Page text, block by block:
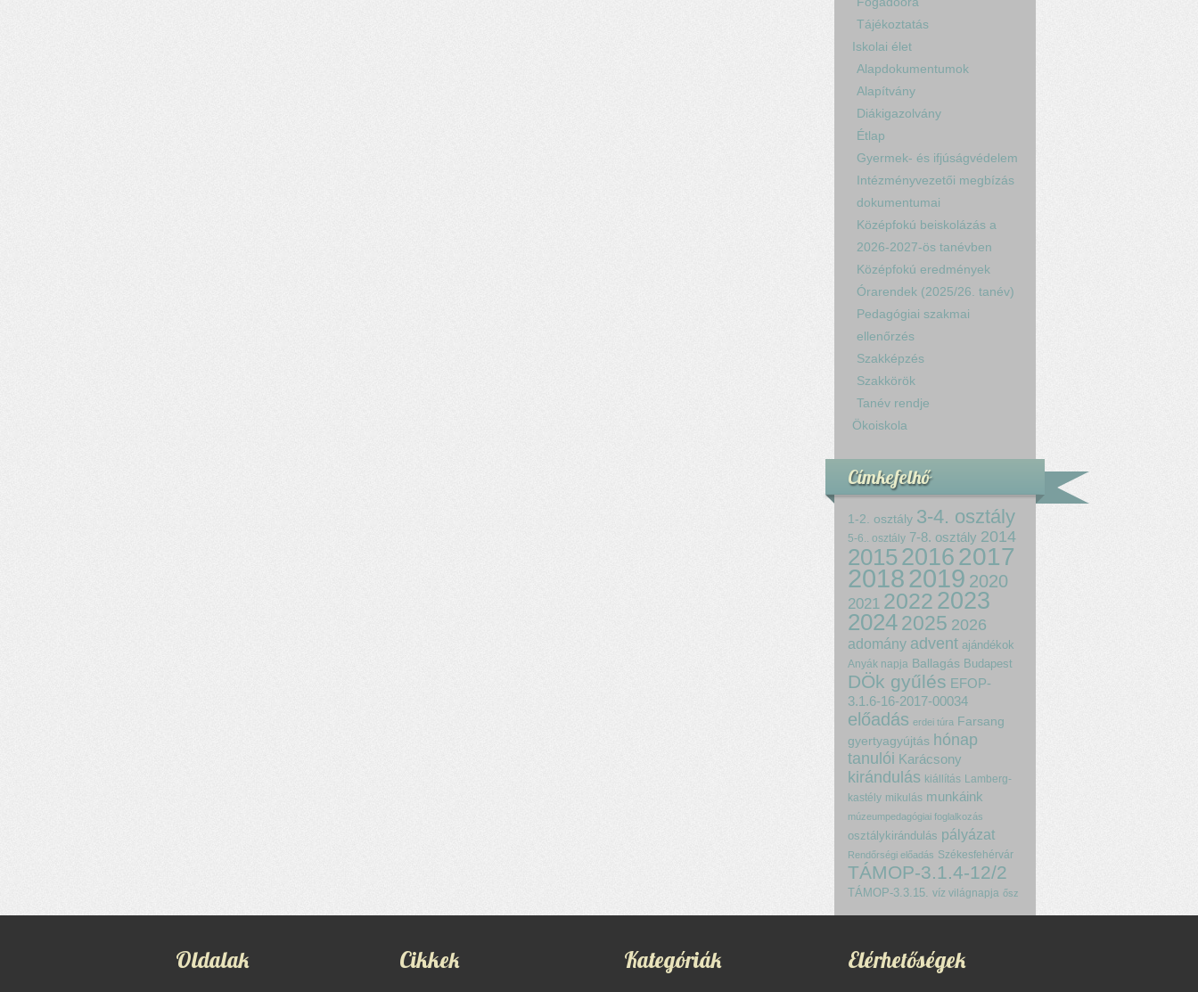
Tájékoztatás
Iskolai élet
Alapdokumentumok
Alapítvány
Diákigazolvány
Étlap
Gyermek- és ifjúságvédelem
Intézményvezetői megbízás
dokumentumai
Középfokú beiskolázás a
2026-2027-ös tanévben
Középfokú eredmények
Órarendek (2025/26. tanév)
Pedagógiai szakmai
ellenőrzés
Szakképzés
Szakkörök
Tanév rendje
Ökoiskola
Címkefelhő
1-2. osztály 3-4. osztály
5-6.. osztály 7-8. osztály 2014
2015 2016 2017
20182019 2020
2021 2022 2023
20242025 2026
adomány advent ajándékok
Anyák napja Ballagás Budapest
DÖk gyűlés EFOP-
3.1.6-16-2017-00034
előadás erdei túra Farsang
gyertyagyújtás hónap
tanulói Karácsony
kirándulás kiállítás Lamberg-
kastély mikulás munkáink
múzeumpedagógiai foglalkozás
osztálykirándulás pályázat
Rendőrségi előadás Székesfehérvár
TÁMOP-3.1.4-12/2
TÁMOP-3.3.15. víz világnapja ősz
Oldalak Cikkek Kategóriák Elérhetőségek